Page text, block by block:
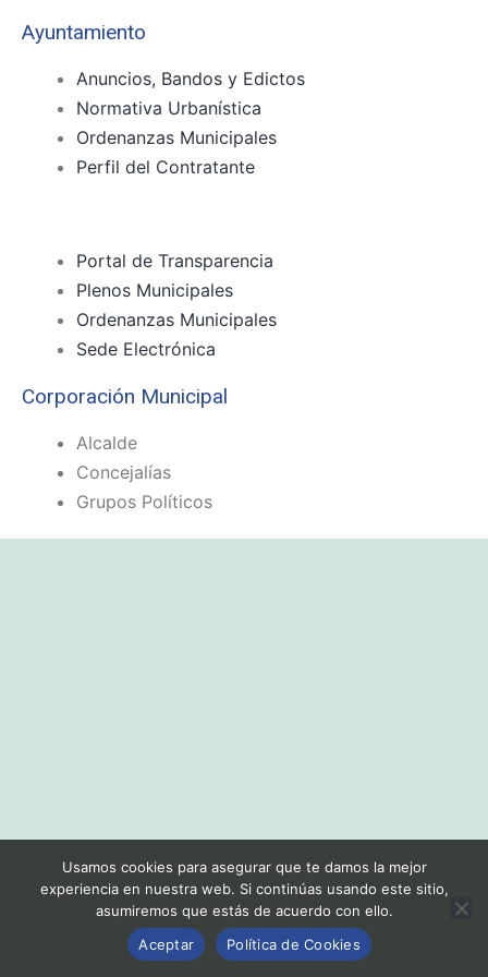
Ayuntamiento
Anuncios, Bandos y Edictos
Normativa Urbanística
Ordenanzas Municipales
Perfil del Contratante
Portal de Transparencia
Plenos Municipales
Ordenanzas Municipales
Sede Electrónica
Corporación Municipal
Alcalde
Concejalías
Grupos Políticos
Usamos cookies para asegurar que te damos la mejor
experiencia en nuestra web. Si continúas usando este sitio,
asumiremos que estás de acuerdo con ello.
Aceptar
Política de Cookies